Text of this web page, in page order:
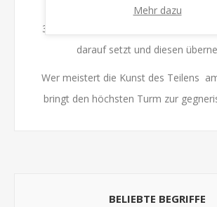
Schritt, 2 Türme = 2 Schritte
3. Bremst gegnerische Türme aus,
darauf setzt und diesen
Wer meistert die Kunst des Teilens
bringt den höchsten Turm zur
BELIEBTE BEGRIFFE
Mehr dazu